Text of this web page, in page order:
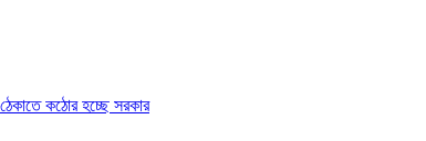
কঠোর হচ্ছে সরকার